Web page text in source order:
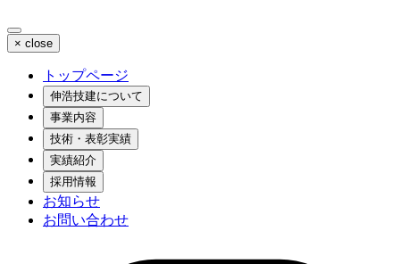
× close
トップページ
伸浩技建について
事業内容
技術・表彰実績
実績紹介
採用情報
お知らせ
お問い合わせ